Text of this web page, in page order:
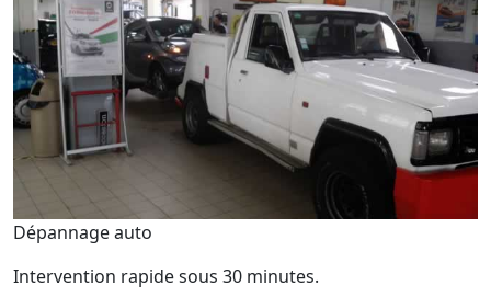
Dépannage auto
Intervention rapide sous 30 minutes.